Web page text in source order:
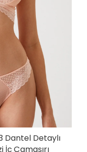
Dantel Detaylı
Çamaşırı